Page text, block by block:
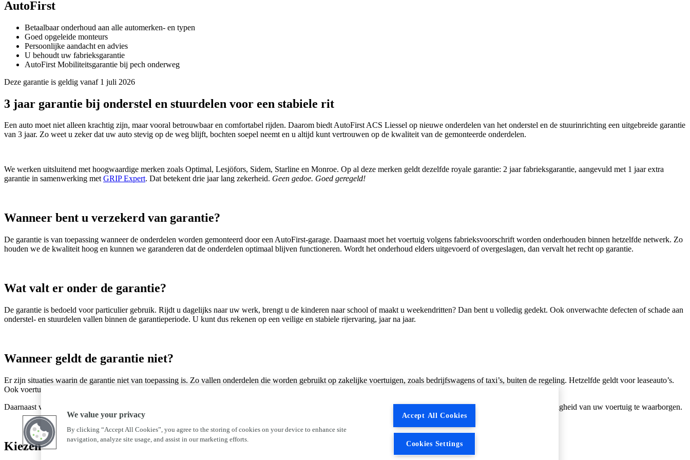
AutoFirst
Betaalbaar onderhoud aan alle automerken- en typen
Goed opgeleide monteurs
Persoonlijke aandacht en advies
U behoudt uw fabrieksgarantie
AutoFirst Mobiliteitsgarantie bij pech onderweg
Deze garantie is geldig vanaf 1 juli 2026
3 jaar garantie bij onderstel en stuurdelen voor een stabiele rit
Een auto moet niet alleen krachtig zijn, maar vooral betrouwbaar en comfortabel rijden. Daarom biedt AutoFirst ACS Liessel op nieuwe onderdelen van het onderstel en de stuurinrichting een uitgebreide garantie
van 3 jaar. Zo weet u zeker dat uw auto stevig op de weg blijft, bochten soepel neemt en u altijd kunt vertrouwen op de kwaliteit van de gemonteerde onderdelen.
We werken uitsluitend met hoogwaardige merken zoals Optimal, Lesjöfors, Sidem, Starline en Monroe. Op al deze merken geldt dezelfde royale garantie: 2 jaar fabrieksgarantie, aangevuld met 1 jaar extra
garantie in samenwerking metGRIP Expert. Dat betekent drie jaar lang zekerheid. Geen gedoe. Goed geregeld!
Wanneer bent u verzekerd van garantie?
De garantie is van toepassing wanneer de onderdelen worden gemonteerd door een AutoFirst‑garage. Daarnaast moet het voertuig volgens fabrieksvoorschrift worden onderhouden binnen hetzelfde netwerk. Zo
houden we de kwaliteit hoog en kunnen we garanderen dat de onderdelen optimaal blijven functioneren. Wordt het onderhoud elders uitgevoerd of overgeslagen, dan vervalt het recht op garantie.
Wat valt er onder de garantie?
De garantie is bedoeld voor particulier gebruik. Rijdt u dagelijks naar uw werk, brengt u de kinderen naar school of maakt u weekendritten? Dan bent u volledig gedekt. Ook onverwachte defecten of schade aan
onderstel- en stuurdelen vallen binnen de garantieperiode. U kunt dus rekenen op een veilige en stabiele rijervaring, jaar na jaar.
Wanneer geldt de garantie niet?
Er zijn situaties waarin de garantie niet van toepassing is. Zo vallen onderdelen die worden gebruikt op zakelijke voertuigen, zoals bedrijfswagens of taxi’s, buiten de regeling. Hetzelfde geldt voor leaseauto’s.
Ook voertuigen die worden ingezet voor rally’s, races of andere competitieve of recreatieve activiteiten komen niet in aanmerking voor garantie.
Daarnaast vervalt de garantie wanneer er sprake is van verkeerd gebruik, misbruik of onvoldoende onderhoud. Goed onderhoud blijft dus essentieel om de kwaliteit en veiligheid van uw voertuig te waarborgen.
Kiezen voor zekerheid en kwaliteit
We value your privacy
By clicking “Accept All Cookies”, you agree to the storing of cookies on your device to enhance site
navigation, analyze site usage, and assist in our marketing efforts.
Accept All Cookies
Cookies Settings